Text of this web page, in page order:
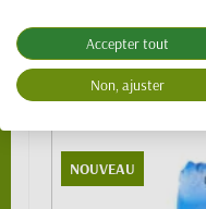
NOUVEAU
Accepter tout
Non, ajuster